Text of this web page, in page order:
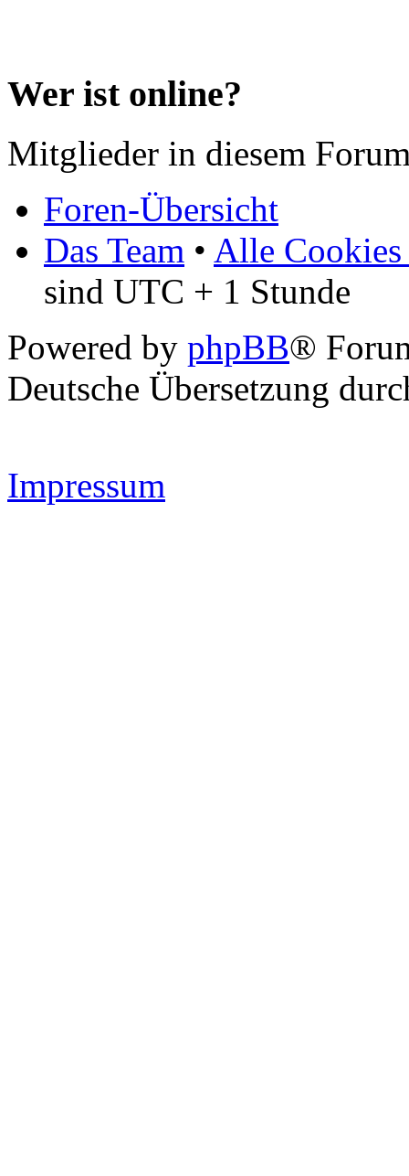
Wer ist online?
Mitglieder in diesem
Foren-Übersicht
Das Team • Alle Cookies
sind UTC + 1 Stunde
Powered by phpBB®
Deutsche Übersetzung
Impressum